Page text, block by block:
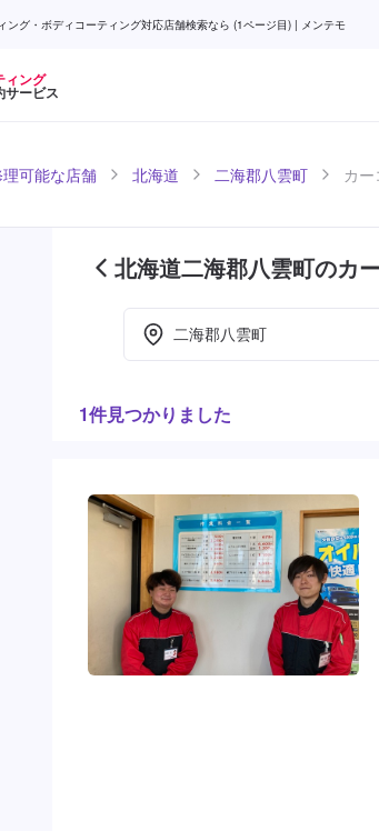
ング・ボディコーティング対応店舗検索なら (1ページ目) | メンテモ
ィング
サービス
可能な店舗 北海道 二海郡八雲町 カ
北海道二海郡八雲町のカ
ページ目)
二海郡八雲町
1件見つかりました